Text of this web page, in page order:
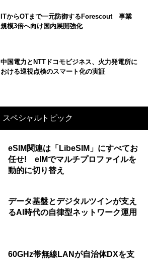
ITからOTまで一元防御するForescout 事業
規模3倍へ向け国内展開強化
中国電力とNTTドコモビジネス、火力発電所に
おける巡視点検のスマート化の実証
スペシャルトピック
eSIM関連は「LibeSIM」にすべてお
任せ! eIMでマルチプロファイルを
動的に切り替え
データ基盤とデジタルツインが支え
るAI時代の自律型ネットワーク運用
60GHz帯無線LANが自治体DXを支